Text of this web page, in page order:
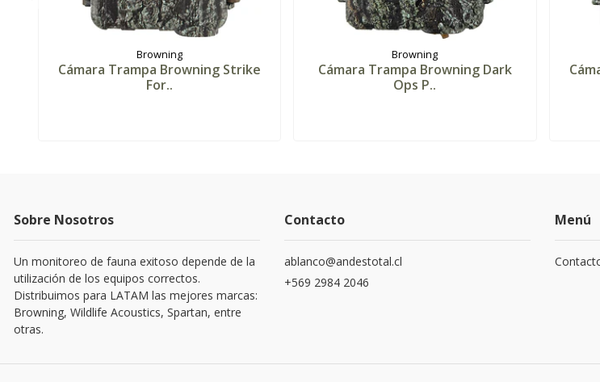
Browning
Cámara Trampa Browning Strike
For..
Browning
Cámara Trampa Browning Dark
Ops P..
Sobre Nosotros
Un monitoreo de fauna exitoso depende de la
utilización de los equipos correctos.
Distribuimos para LATAM las mejores marcas:
Browning, Wildlife Acoustics, Spartan, entre
otras.
Contacto
ablanco@andestotal.cl
‪+569 2984 2046‬
Menú